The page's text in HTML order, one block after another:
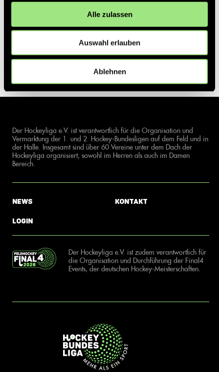
Alle zulassen
Auswahl erlauben
Ablehnen
Der Hockeyliga e.V. ist verantwortlich für die Organisation und
Vermarktung der 1. und 2. Hockey-Bundesligen auf dem Feld und in
der Halle. Insgesamt sind über 60 Vereine unter dem Dach der
Hockeyliga organisiert, sowohl im Herren als auch im Damen
Bereich.
News
Login
Kontakt
Der Hockeyliga e.V. ist zudem verantwortlich für
die Organisation und Durchführung der Final4
Events, der deutschen Hockey-Meisterschaften.